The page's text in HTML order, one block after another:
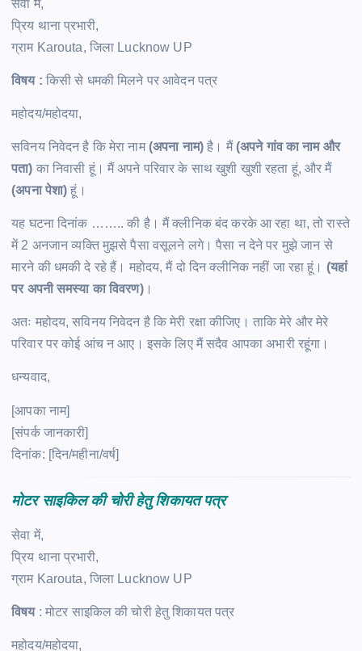
सेवा में,
प्रिय थाना प्रभारी,
ग्राम Karouta, जिला Lucknow UP
विषय : किसी से धमकी मिलने पर आवेदन पत्र
महोदय/महोदया,
सविनय निवेदन है कि मेरा नाम(अपना नाम)है। मैं(अपने गांव का नाम और
पता) का निवासी हूं। मैं अपने परिवार के साथ खुशी खुशी रहता हूं, और मैं
(अपना पेशा) हूं।
यह घटना दिनांक …….. की है। मैं क्लीनिक बंद करके आ रहा था, तो रास्ते
में 2 अनजान व्यक्ति मुझसे पैसा वसूलने लगे। पैसा न देने पर मुझे जान से
मारने की धमकी दे रहे हैं। महोदय, मैं दो दिन क्लीनिक नहीं जा रहा हूं। (यहां
पर अपनी समस्या का विवरण)।
अतः महोदय, सविनय निवेदन है कि मेरी रक्षा कीजिए। ताकि मेरे और मेरे
परिवार पर कोई आंच न आए। इसके लिए मैं सदैव आपका अभारी रहूंगा।
धन्यवाद,
[आपका नाम]
[संपर्क जानकारी]
दिनांक: [दिन/महीना/वर्ष]
मोटर साइकिल की चोरी हेतु शिकायत पत्र
सेवा में,
प्रिय थाना प्रभारी,
ग्राम Karouta, जिला Lucknow UP
विषय : मोटर साइकिल की चोरी हेतु शिकायत पत्र
महोदय/महोदया,